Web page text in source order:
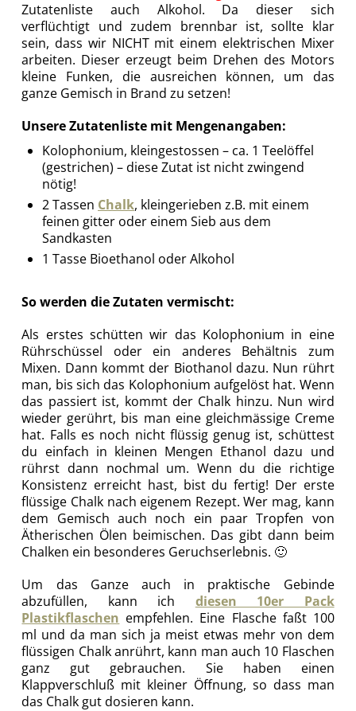
Zutatenliste auch Alkohol. Da dieser sich
verflüchtigt und zudem brennbar ist, sollte klar
sein, dass wir NICHT mit einem elektrischen Mixer
arbeiten. Dieser erzeugt beim Drehen des Motors
kleine Funken, die ausreichen können, um das
ganze Gemisch in Brand zu setzen!
Unsere Zutatenliste mit Mengenangaben:
Kolophonium, kleingestossen – ca. 1 Teelöffel
(gestrichen) – diese Zutat ist nicht zwingend
nötig!
2 Tassen Chalk, kleingerieben z.B. mit einem
feinen gitter oder einem Sieb aus dem
Sandkasten
1 Tasse Bioethanol oder Alkohol
So werden die Zutaten vermischt:
Als erstes schütten wir das Kolophonium in eine
Rührschüssel oder ein anderes Behältnis zum
Mixen. Dann kommt der Biothanol dazu. Nun rührt
man, bis sich das Kolophonium aufgelöst hat. Wenn
das passiert ist, kommt der Chalk hinzu. Nun wird
wieder gerührt, bis man eine gleichmässige Creme
hat. Falls es noch nicht flüssig genug ist, schüttest
du einfach in kleinen Mengen Ethanol dazu und
rührst dann nochmal um. Wenn du die richtige
Konsistenz erreicht hast, bist du fertig! Der erste
flüssige Chalk nach eigenem Rezept. Wer mag, kann
dem Gemisch auch noch ein paar Tropfen von
Ätherischen Ölen beimischen. Das gibt dann beim
Chalken ein besonderes Geruchserlebnis. 🙂
Um das Ganze auch in praktische Gebinde
abzufüllen, kann ich diesen 10er Pack
Plastikflaschen empfehlen. Eine Flasche faßt 100
ml und da man sich ja meist etwas mehr von dem
flüssigen Chalk anrührt, kann man auch 10 Flaschen
ganz gut gebrauchen. Sie haben einen
Klappverschluß mit kleiner Öffnung, so dass man
das Chalk gut dosieren kann.